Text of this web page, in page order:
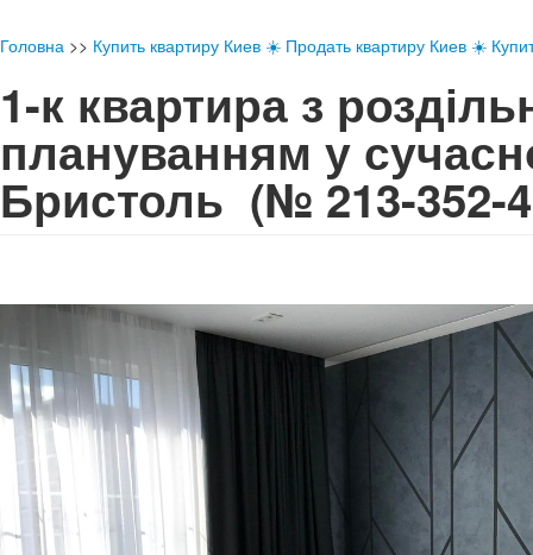
Головна >> Купить квартиру Киев ☀️ Продать квартиру Киев ☀️
1-к квартира з
плануванням у
Бристоль (№ 213-352-